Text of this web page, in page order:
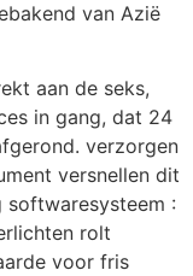
van Azië
aan de seks,
in gang, dat 24
verzorgen
versnellen dit
:
rolt
voor fris